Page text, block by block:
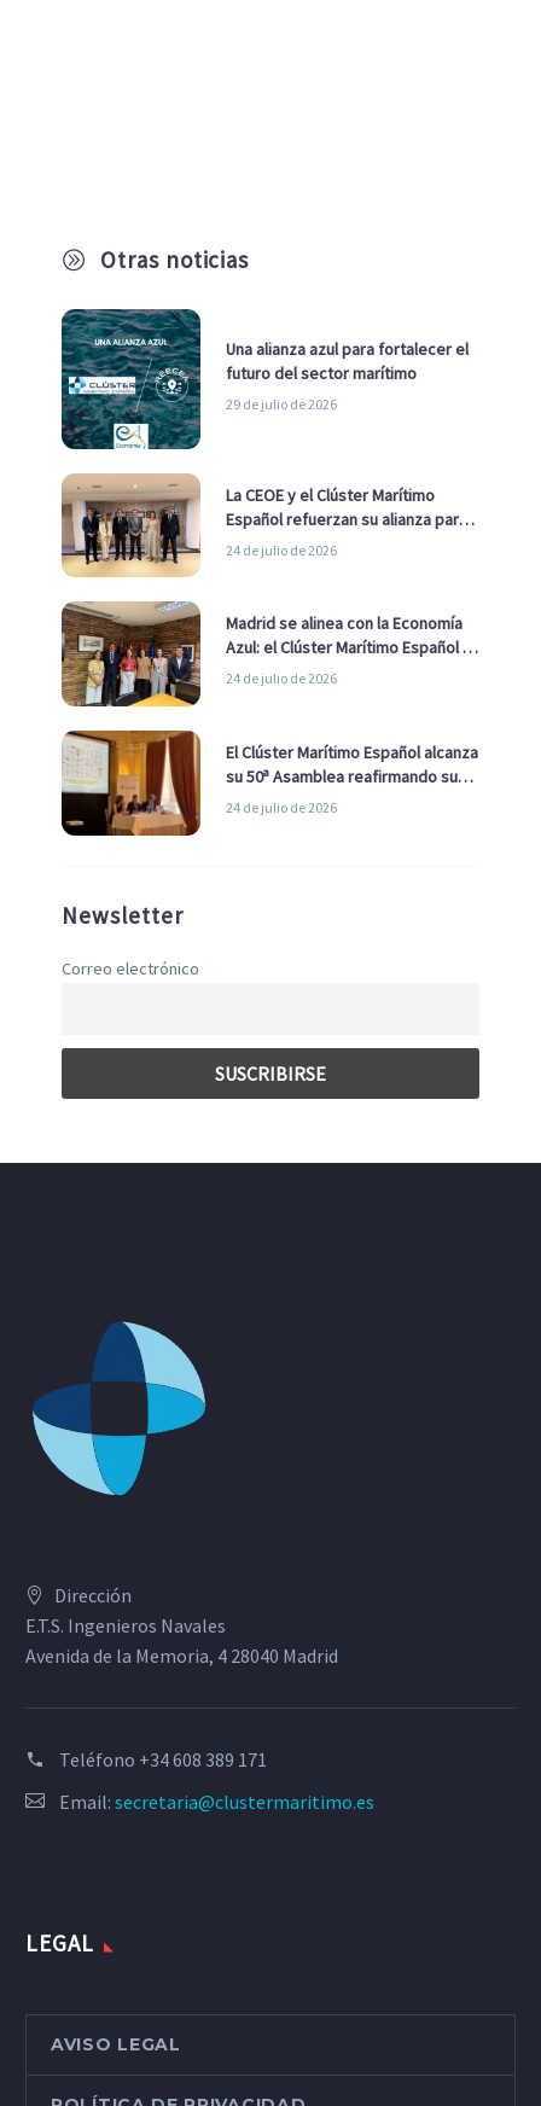
A Otras noticias
Una alianza azul para fortalecer el
futuro del sector marítimo
29 de julio de 2026
La CEOE y el Clúster Marítimo
Español refuerzan su alianza para
impulsar una estrategia Nacional
24 de julio de 2026
Madrid se alinea con la Economía
Azul: el Clúster Marítimo Español y
la Real Liga Naval avanzan alianzas
24 de julio de 2026
El Clúster Marítimo Español alcanza
su 50ª Asamblea reafirmando su
liderazgo en la Economía Azul
24 de julio de 2026
Newsletter
Correo electrónico
Dirección
E.T.S. Ingenieros Navales
Avenida de la Memoria, 4 28040 Madrid
Teléfono +34 608 389 171
Email: secretaria@clustermaritimo.es
LEGAL
AVISO LEGAL